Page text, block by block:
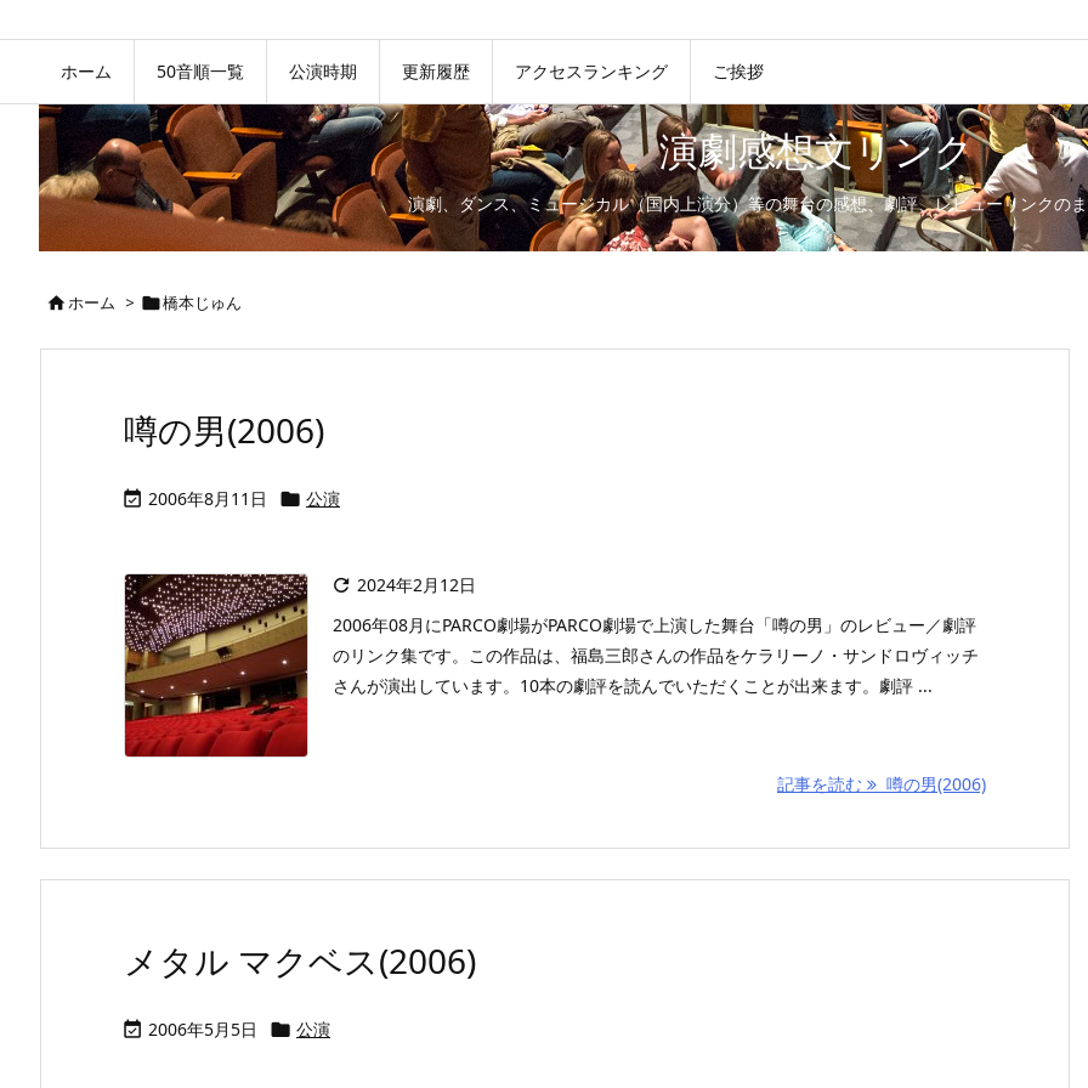
ホーム 50音順一覧 公演時期 更新履歴 アクセスランキング ご挨拶
演劇感想文リンク
演劇、ダンス、ミュージカル（国内上演分）等の舞台の感想、劇評、レビューリンクの
ホーム > 橋本じゅん
噂の男(2006)
 2006年8月11日  公演
 2024年2月12日
2006年08月にPARCO劇場がPARCO劇場で上演した舞台「噂の男」のレビュー／劇評
のリンク集です。この作品は、福島三郎さんの作品をケラリーノ・サンドロヴィッチ
さんが演出しています。10本の劇評を読んでいただくことが出来ます。劇評 ...
記事を読む 噂の男(2006)
メタル マクベス(2006)
 2006年5月5日  公演